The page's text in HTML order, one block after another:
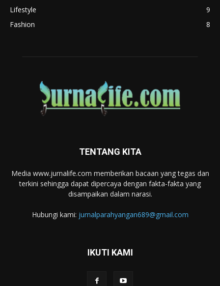
Lifestyle
9
Fashion
8
TENTANG KITA
Media www.jurnalife.com memberikan bacaan yang tegas dan
terkini sehingga dapat dipercaya dengan fakta-fakta yang
disampaikan dalam narasi.
Hubungi kami: jurnalparahyangan689@gmail.com
IKUTI KAMI